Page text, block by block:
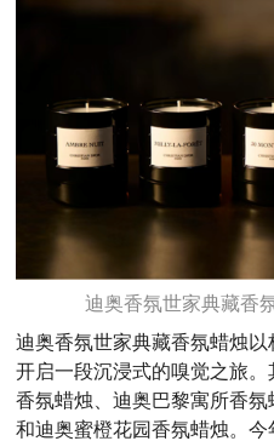
迪奥香氛世家典藏香
迪奥香氛世家典藏香氛蜡烛
开启一段沉浸式的嗅觉之旅
香氛蜡烛、迪奥巴黎寓所香
和迪奥蜜橙花园香氛蜡烛。